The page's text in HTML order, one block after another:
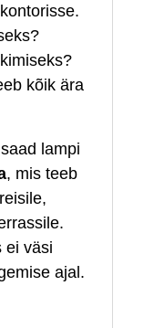
kõik ära
lampi
, mis teeb
ei väsi
ajal.